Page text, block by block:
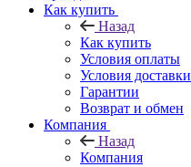
Как купить
Назад
Как купить
Условия оплаты
Условия доставки
Гарантии
Возврат и обмен
Компания
Назад
Компания